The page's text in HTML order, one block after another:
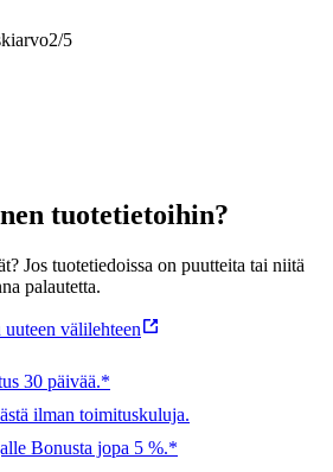
2/5
tuotetietoihin?
Jos tuotetiedoissa on puutteita tai niitä
palautetta.
välilehteen
30 päivää.*
ilman toimituskuluja.
Bonusta jopa 5 %.*